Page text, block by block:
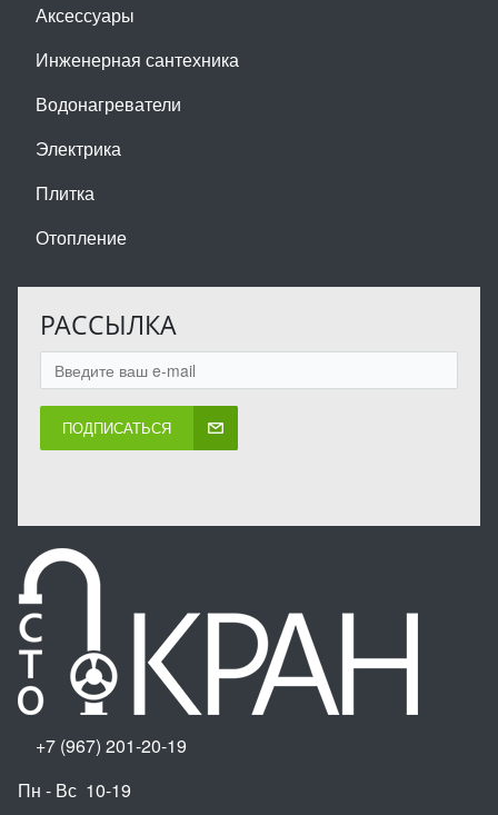
Аксессуары
Инженерная сантехника
Водонагреватели
Электрика
Плитка
Отопление
РАССЫЛКА
ПОДПИСАТЬСЯ
+7 (967) 201-20-19
Пн - Вс 10-19